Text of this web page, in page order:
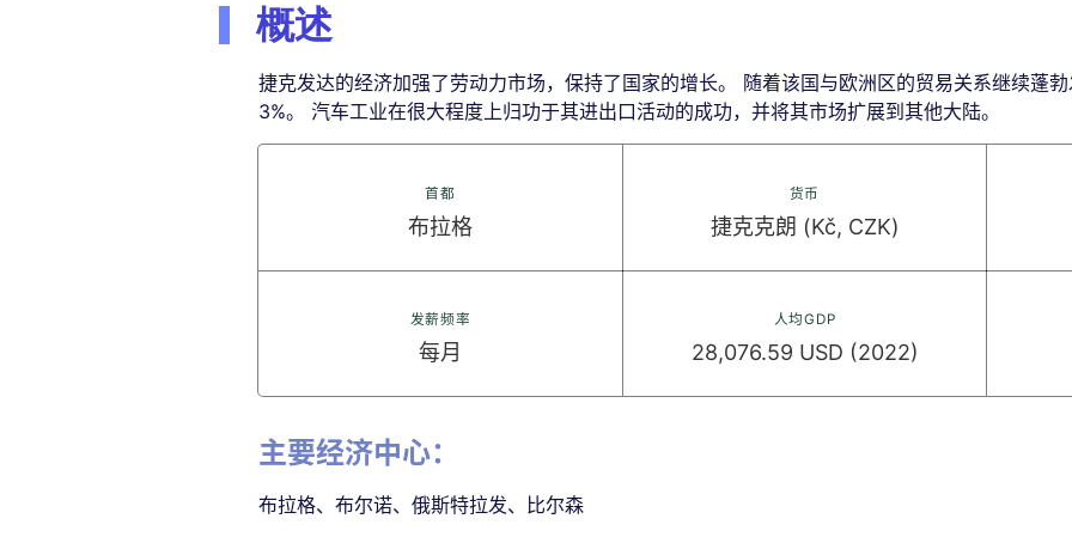
概述
捷克发达的经济加强了劳动力市场，保持了国家的增长。 随着该国与欧洲区的贸易关系继续蓬
3%。 汽车工业在很大程度上归功于其进出口活动的成功，并将其市场扩展到其他大陆。
首都
布拉格
货币
捷克克朗 (Kč, CZK)
发薪频率
每月
人均GDP
28,076.59 USD (2022)
主要经济中心：
布拉格、布尔诺、俄斯特拉发、比尔森